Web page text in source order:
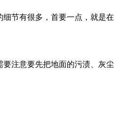
节有很多，首要一点，就是在
注意要先把地面的污渍、灰尘